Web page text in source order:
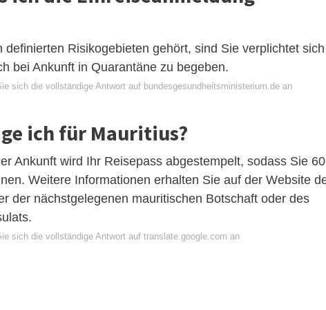
Risikogebieten gehört, sind Sie verplichtet sich
bei Ankunft in Quarantäne zu begeben.
sich die vollständige Antwort auf bundesgesundheitsministerium.de an
ich für Mauritius?
Ankunft wird Ihr Reisepass abgestempelt, sodass Sie 60
Weitere Informationen erhalten Sie auf der Website
der nächstgelegenen mauritischen Botschaft oder des
sich die vollständige Antwort auf translate.google.com an